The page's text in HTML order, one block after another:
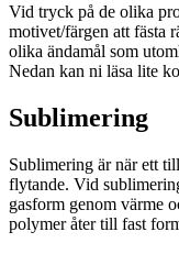
Vid tryck på de olika
motivet/färgen att fästa
olika ändamål som
Nedan kan ni läsa lite
Sublimering
Sublimering är när ett
flytande. Vid
gasform genom värme
polymer åter till fast